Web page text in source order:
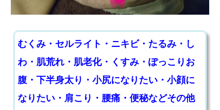
むくみ・セルライト・ニキビ・たるみ・し
わ・肌荒れ・肌老化・くすみ・ぽっこりお
腹・下半身太り・小尻になりたい・小顔に
なりたい・肩こり・腰痛・便秘などその他